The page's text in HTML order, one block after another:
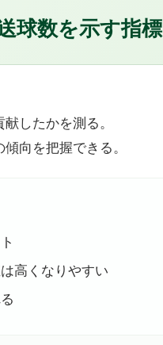
球数を示す指標
したかを測る。
向を把握できる。
高くなりやすい